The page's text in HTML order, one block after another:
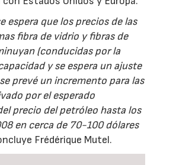
espera que los precios de las
fibra de vidrio y fibras de
(conducidas por la
y se espera un ajuste
prevé un incremento para las
por el esperado
precio del petróleo hasta los
en cerca de 70-100 dólares
Frédérique Mutel.